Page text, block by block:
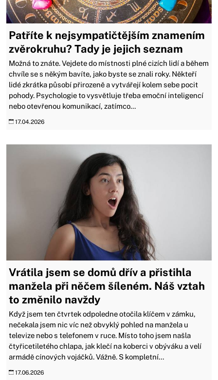
Patříte k nejsympatičtějším znamením
zvěrokruhu? Tady je jejich seznam
Možná to znáte. Vejdete do místnosti plné cizích lidí a během
chvíle se s někým bavíte, jako byste se znali roky. Někteří
lidé zkrátka působí přirozeně a vytvářejí kolem sebe pocit
pohody. Psychologie to vysvětluje třeba emoční inteligencí
nebo otevřenou komunikací, zatímco...
17.04.2026
Vrátila jsem se domů dřív a přistihla
manžela při něčem šíleném. Náš vztah
to změnilo navždy
Když jsem ten čtvrtek odpoledne otočila klíčem v zámku,
nečekala jsem nic víc než obvyklý pohled na manžela u
televize nebo s telefonem v ruce. Místo toho jsem našla
čtyřicetiletého chlapa, jak klečí na koberci v obýváku a velí
armádě cínových vojáčků. Vážně. S kompletní...
17.06.2026